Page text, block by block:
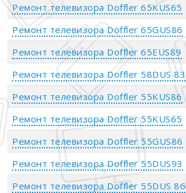
Ремонт телевизора Doffler 65KUS65
Ремонт телевизора Doffler 65GUS86
Ремонт телевизора Doffler 65EUS89
Ремонт телевизора Doffler 58DUS 83
Ремонт телевизора Doffler 55KUS86
Ремонт телевизора Doffler 55KUS65
Ремонт телевизора Doffler 55GUS86
Ремонт телевизора Doffler 55DUS93
Ремонт телевизора Doffler 55DUS 86